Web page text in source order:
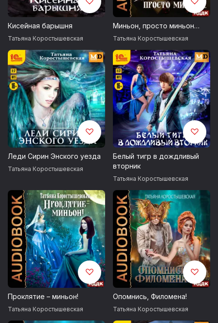
Кисейная барышня
Татьяна Коростышевская
Миньон, просто миньон…
Татьяна Коростышевская
Леди Сирин Энского уезда
Татьяна Коростышевская
Белый тигр в дождливый
вторник
Татьяна Коростышевская
Проклятие – миньон!
Татьяна Коростышевская
Опомнись, Филомена!
Татьяна Коростышевская